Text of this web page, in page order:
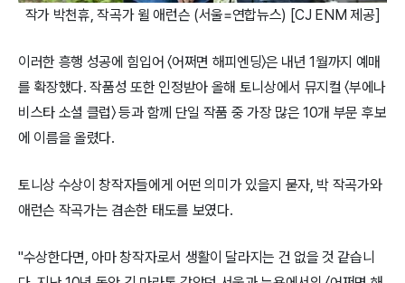
작가 박천휴, 작곡가 윌 애런슨 (서울=연합뉴스) [CJ ENM 제공]
이러한 흥행 성공에 힘입어 〈어쩌면 해피엔딩〉은 내년 1월까지 예매
를 확장했다. 작품성 또한 인정받아 올해 토니상에서 뮤지컬 〈부에나
비스타 소셜 클럽〉 등과 함께 단일 작품 중 가장 많은 10개 부문 후보
에 이름을 올렸다.
토니상 수상이 창작자들에게 어떤 의미가 있을지 묻자, 박 작곡가와
애런슨 작곡가는 겸손한 태도를 보였다.
"수상한다면, 아마 창작자로서 생활이 달라지는 건 없을 것 같습니